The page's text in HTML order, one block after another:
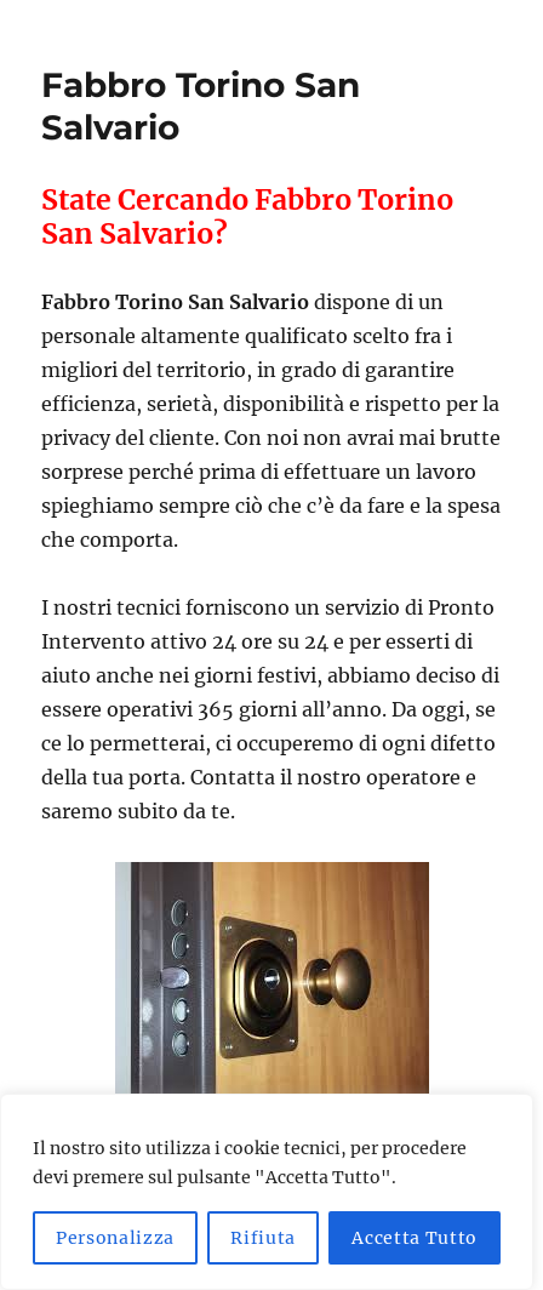
Il nostro sito utilizza i cookie tecnici, per procedere
devi premere sul pulsante "Accetta Tutto".
Personalizza Rifiuta Accetta Tutto
Fabbro Torino San
Salvario
State Cercando Fabbro Torino
San Salvario?
Fabbro Torino San Salvario dispone di un
personale altamente qualificato scelto fra i
migliori del territorio, in grado di garantire
efficienza, serietà, disponibilità e rispetto per la
privacy del cliente. Con noi non avrai mai brutte
sorprese perché prima di effettuare un lavoro
spieghiamo sempre ciò che c’è da fare e la spesa
che comporta.
I nostri tecnici forniscono un servizio di Pronto
Intervento attivo 24 ore su 24 e per esserti di
aiuto anche nei giorni festivi, abbiamo deciso di
essere operativi 365 giorni all’anno. Da oggi, se
ce lo permetterai, ci occuperemo di ogni difetto
della tua porta. Contatta il nostro operatore e
saremo subito da te.
Se hai subito un tentativo di effrazione, se la
porta si è chiusa accidentalmente, se ti hanno
rubato le chiavi di casa o le hai perse, se vuoi
installare una serratura di ultima generazione,